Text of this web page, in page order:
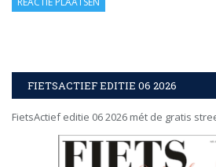
FIETSACTIEF EDITIE 06 2026
FietsActief editie 06 2026 mét de gratis